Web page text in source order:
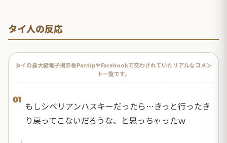
タイ人の反応
タイの最大級電子掲示板PantipやFacebookで交わされていたリアルなコメン
ト一覧です。
01
もしシベリアンハスキーだったら…きっと行ったき
り戻ってこないだろうな、と思っちゃったｗ